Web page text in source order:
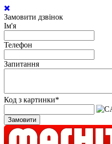
Замовити дзвінок
Ім'я
Телефон
Запитання
Код з картинки*
Замовити